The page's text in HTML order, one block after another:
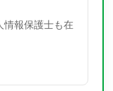
情報保護士も在